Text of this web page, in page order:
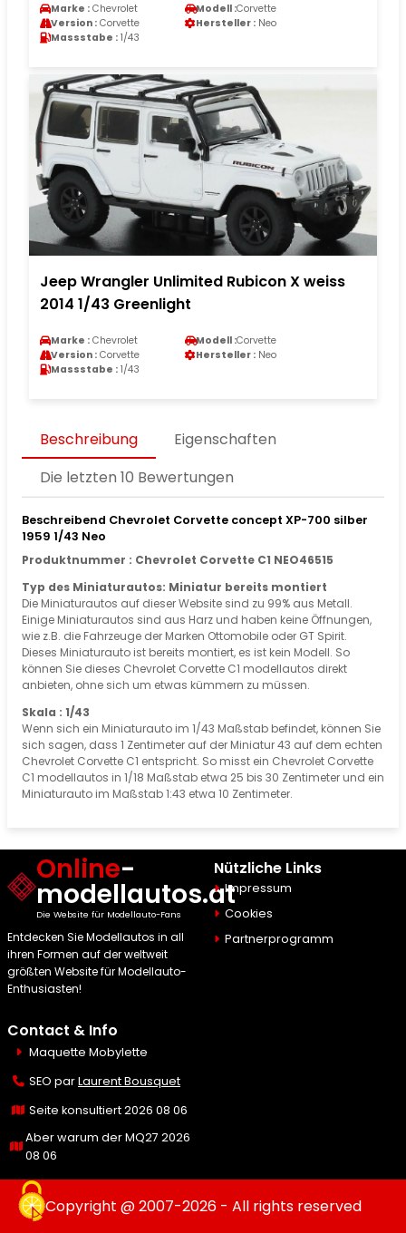
Marke : Chevrolet Modell :Corvette
Version : Corvette Hersteller : Neo
Massstabe : 1/43
Jeep Wrangler Unlimited Rubicon X weiss
2014 1/43 Greenlight
Marke : Chevrolet Modell :Corvette
Version : Corvette Hersteller : Neo
Massstabe : 1/43
Beschreibung
Eigenschaften
Die letzten 10 Bewertungen
Beschreibend Chevrolet Corvette concept XP-700 silber
1959 1/43 Neo
Produktnummer : Chevrolet Corvette C1 NEO46515
Typ des Miniaturautos: Miniatur bereits montiert
Die Miniaturautos auf dieser Website sind zu 99% aus Metall.
Einige Miniaturautos sind aus Harz und haben keine Öffnungen,
wie z.B. die Fahrzeuge der Marken Ottomobile oder GT Spirit.
Dieses Miniaturauto ist bereits montiert, es ist kein Modell. So
können Sie dieses Chevrolet Corvette C1 modellautos direkt
anbieten, ohne sich um etwas kümmern zu müssen.
Skala : 1/43
Wenn sich ein Miniaturauto im 1/43 Maßstab befindet, können Sie
sich sagen, dass 1 Zentimeter auf der Miniatur 43 auf dem echten
Chevrolet Corvette C1 entspricht. So misst ein Chevrolet Corvette
C1 modellautos in 1/18 Maßstab etwa 25 bis 30 Zentimeter und ein
Miniaturauto im Maßstab 1:43 etwa 10 Zentimeter.
Online-
modellautos.at
Die Website für Modellauto-Fans
Entdecken Sie Modellautos in all
ihren Formen auf der weltweit
größten Website für Modellauto-
Enthusiasten!
Nützliche Links
Impressum
Cookies
Partnerprogramm
Contact & Info
Maquette Mobylette
SEO parLaurent Bousquet
Seite konsultiert 2026 08 06
Aber warum der MQ27 2026
08 06
Copyright @ 2007-2026 - All rights reserved